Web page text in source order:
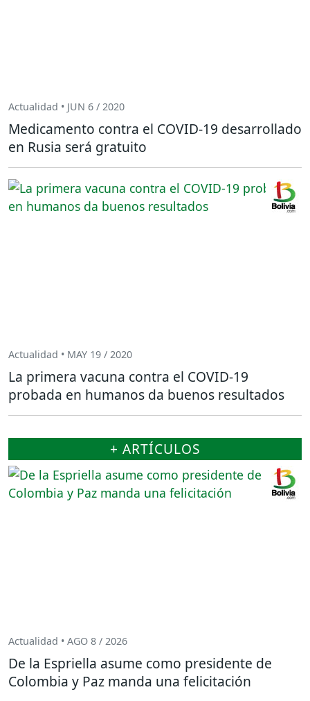
Actualidad • JUN 6 / 2020
Medicamento contra el COVID-19 desarrollado
en Rusia será gratuito
Actualidad • MAY 19 / 2020
La primera vacuna contra el COVID-19
probada en humanos da buenos resultados
+ ARTÍCULOS
Actualidad • AGO 8 / 2026
De la Espriella asume como presidente de
Colombia y Paz manda una felicitación